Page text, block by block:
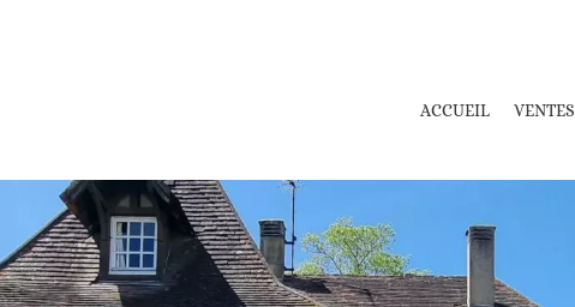
ACCUEIL VENTES